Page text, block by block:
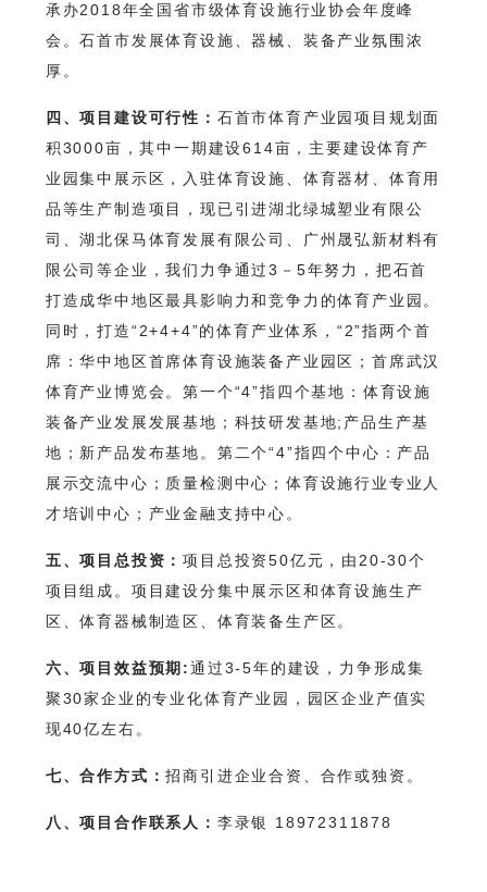
承办2018年全国省市级体育设施行业协会年度峰
会。石首市发展体育设施、器械、装备产业氛围浓
厚。
四、项目建设可行性： 石首市体育产业园项目规划面
积3000亩，其中一期建设614亩，主要建设体育产
业园集中展示区，入驻体育设施、体育器材、体育用
品等生产制造项目，现已引进湖北绿城塑业有限公
司、湖北保马体育发展有限公司、广州晟弘新材料有
限公司等企业，我们力争通过3－5年努力，把石首
打造成华中地区最具影响力和竞争力的体育产业园。
同时，打造“2+4+4”的体育产业体系，“2”指两个首
席：华中地区首席体育设施装备产业园区；首席武汉
体育产业博览会。第一个“4”指四个基地：体育设施
装备产业发展发展基地；科技研发基地;产品生产基
地；新产品发布基地。第二个“4”指四个中心：产品
展示交流中心；质量检测中心；体育设施行业专业人
才培训中心；产业金融支持中心。
五、项目总投资：项目总投资50亿元，由20-30个
项目组成。项目建设分集中展示区和体育设施生产
区、体育器械制造区、体育装备生产区。
六、项目效益预期:通过3-5年的建设，力争形成集
聚30家企业的专业化体育产业园，园区企业产值实
现40亿左右。
七、合作方式：招商引进企业合资、合作或独资。
八、项目合作联系人： 李录银 18972311878